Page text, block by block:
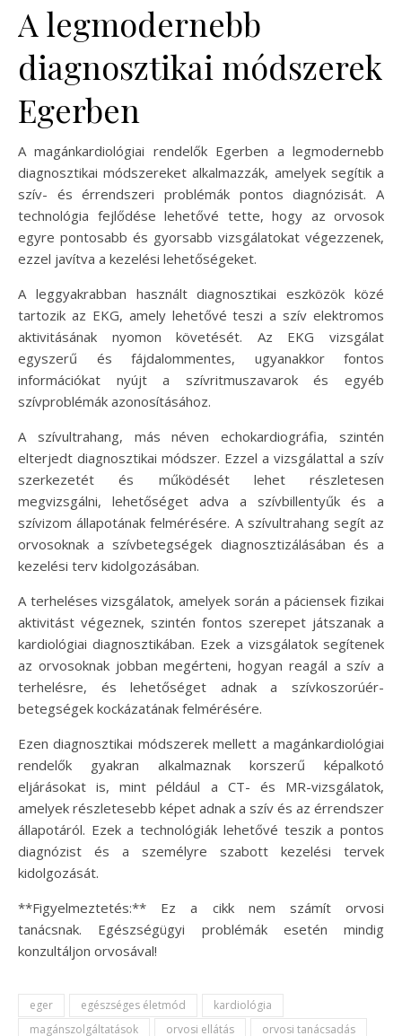
A legmodernebb
diagnosztikai módszerek
Egerben
A magánkardiológiai rendelők Egerben a legmodernebb
diagnosztikai módszereket alkalmazzák, amelyek segítik a
szív- és érrendszeri problémák pontos diagnózisát. A
technológia fejlődése lehetővé tette, hogy az orvosok
egyre pontosabb és gyorsabb vizsgálatokat végezzenek,
ezzel javítva a kezelési lehetőségeket.
A leggyakrabban használt diagnosztikai eszközök közé
tartozik az EKG, amely lehetővé teszi a szív elektromos
aktivitásának nyomon követését. Az EKG vizsgálat
egyszerű és fájdalommentes, ugyanakkor fontos
információkat nyújt a szívritmuszavarok és egyéb
szívproblémák azonosításához.
A szívultrahang, más néven echokardiográfia, szintén
elterjedt diagnosztikai módszer. Ezzel a vizsgálattal a szív
szerkezetét és működését lehet részletesen
megvizsgálni, lehetőséget adva a szívbillentyűk és a
szívizom állapotának felmérésére. A szívultrahang segít az
orvosoknak a szívbetegségek diagnosztizálásában és a
kezelési terv kidolgozásában.
A terheléses vizsgálatok, amelyek során a páciensek fizikai
aktivitást végeznek, szintén fontos szerepet játszanak a
kardiológiai diagnosztikában. Ezek a vizsgálatok segítenek
az orvosoknak jobban megérteni, hogyan reagál a szív a
terhelésre, és lehetőséget adnak a szívkoszorúér-
betegségek kockázatának felmérésére.
Ezen diagnosztikai módszerek mellett a magánkardiológiai
rendelők gyakran alkalmaznak korszerű képalkotó
eljárásokat is, mint például a CT- és MR-vizsgálatok,
amelyek részletesebb képet adnak a szív és az érrendszer
állapotáról. Ezek a technológiák lehetővé teszik a pontos
diagnózist és a személyre szabott kezelési tervek
kidolgozását.
**Figyelmeztetés:** Ez a cikk nem számít orvosi
tanácsnak. Egészségügyi problémák esetén mindig
konzultáljon orvosával!
eger egészséges életmód
kardiológia
magánszolgáltatások
orvosi ellátás orvosi tanácsadás